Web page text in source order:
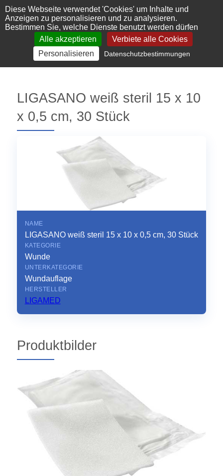
Cookie-Einstellungen
Diese Webseite verwendet 'Cookies' um Inhalte und
Anzeigen zu personalisieren und zu analysieren.
Bestimmen Sie, welche Dienste benutzt werden dürfen
Alle akzeptieren
Verbiete alle Cookies
Personalisieren
Datenschutzbestimmungen
LIGASANO weiß steril 15 x 10
x 0,5 cm, 30 Stück
NAME
LIGASANO weiß steril 15 x 10 x 0,5 cm, 30 Stück
KATEGORIE
Wunde
UNTERKATEGORIE
Wundauflage
HERSTELLER
LIGAMED
Produktbilder